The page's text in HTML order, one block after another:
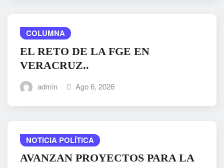
COLUMNA
EL RETO DE LA FGE EN
VERACRUZ..
admin Ago 6, 2026
NOTICIA POLÍTICA
AVANZAN PROYECTOS PARA LA